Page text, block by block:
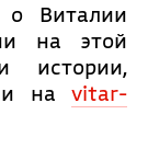
о Виталии
на этой
истории,
наvitar-